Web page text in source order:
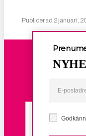
Publicerad 2 januari,